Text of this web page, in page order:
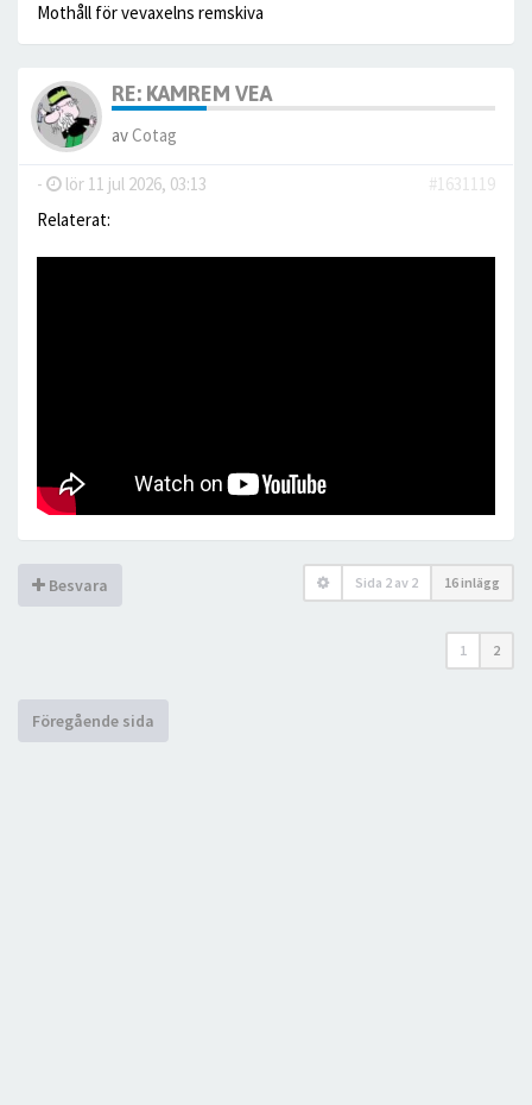
Mothåll för vevaxelns remskiva
RE: KAMREM VEA
avCotag
- lör 11 jul 2026, 03:13
#1631119
Relaterat:
Besvara Sida 2 av 2 16 inlägg
1 2
Föregående sida